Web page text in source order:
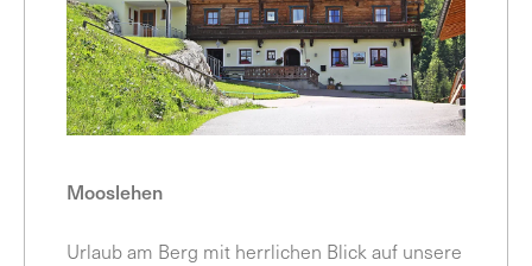
Mooslehen
Urlaub am Berg mit herrlichen Blick auf unsere